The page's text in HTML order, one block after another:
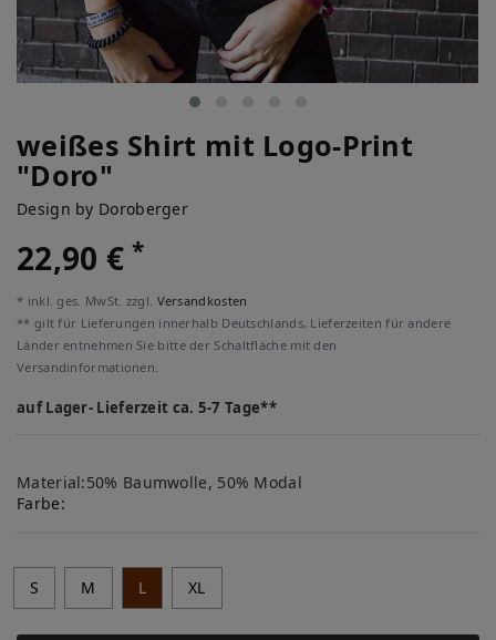
weißes Shirt mit Logo-Print
"Doro"
Design by Doroberger
22,90 €*
* inkl. ges. MwSt. zzgl. Versandkosten
** gilt für Lieferungen innerhalb Deutschlands, Lieferzeiten für andere
Länder entnehmen Sie bitte der Schaltfläche mit den
Versandinformationen.
auf Lager- Lieferzeit ca. 5-7 Tage**
Material:50% Baumwolle, 50% Modal
Farbe:
S M L XL